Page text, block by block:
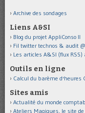
Archive des sondages
Liens A&SI
Blog du projet AppliConso II
Fil twitter technos & audit
Les articles A&SI (flux RSS)
Outils en ligne
Calcul du barème d'heures
Sites amis
Actualité du monde
Ateliers Magiques, le site